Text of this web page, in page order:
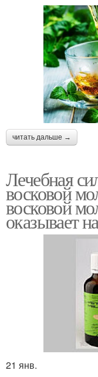
читать дальше →
Лечебная
восковой
восковой
оказывает
21 янв.